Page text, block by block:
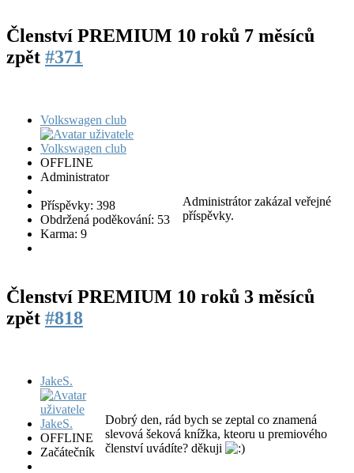
Členství PREMIUM 10 roků 7 měsíců
zpět #371
Volkswagen club
OFFLINE
Administrator
Příspěvky: 398
Obdržená poděkování: 53
Karma: 9
Administrátor zakázal veřejné
příspěvky.
Členství PREMIUM 10 roků 3 měsíců
zpět #818
JakeS.
OFFLINE
Začátečník
Dobrý den, rád bych se zeptal co znamená
slevová šeková knížka, kteoru u premiového
členství uvádíte? děkuji